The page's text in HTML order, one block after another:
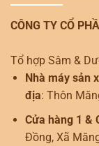
CÔNG TY CỔ
Tổ hợp Sâm &
Nhà máy sản
địa: Thôn
Cửa hàng 1 &
Đồng, Xã